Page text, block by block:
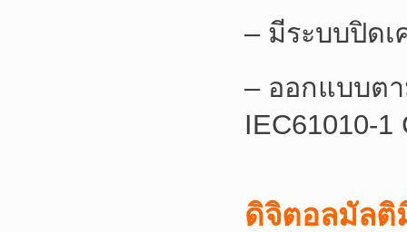
– มีระบบปิดเ
– ออกแบบต
IEC61010-1
ดิจิตอลมัลติ